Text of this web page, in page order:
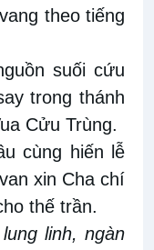
theo tiếng
suối cứu
trong thánh
Cửu Trùng.
cùng hiến lễ
xin Cha chí
thế trần.
linh, ngàn